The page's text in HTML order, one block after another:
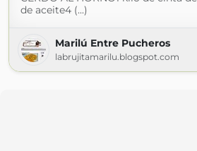
de aceite4 (...)
Marilú Entre Pucheros
labrujitamarilu.blogspot.com